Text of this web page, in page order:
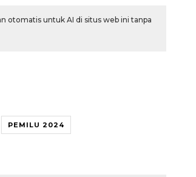
otomatis untuk AI di situs web ini tanpa
PEMILU 2024